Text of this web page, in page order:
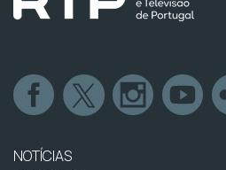
NOTÍCIAS